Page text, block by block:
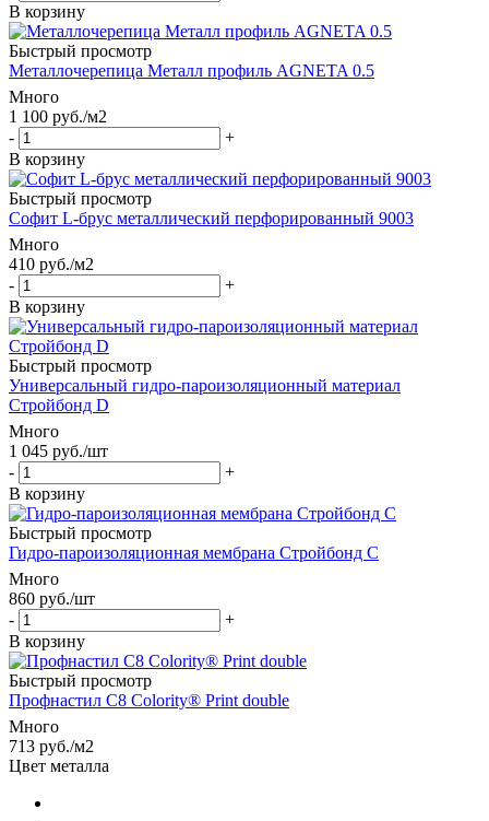
В корзину
Быстрый просмотр
Металлочерепица Металл профиль AGNETA 0.5
Много
1 100 руб./м2
-
+
В корзину
Быстрый просмотр
Софит L-брус металлический перфорированный 9003
Много
410 руб./м2
-
+
В корзину
Быстрый просмотр
Универсальный гидро-пароизоляционный материал
Стройбонд D
Много
1 045 руб./шт
-
+
В корзину
Быстрый просмотр
Гидро-пароизоляционная мембрана Стройбонд С
Много
860 руб./шт
-
+
В корзину
Быстрый просмотр
Профнастил С8 Colority® Print double
Много
713 руб./м2
Цвет металла